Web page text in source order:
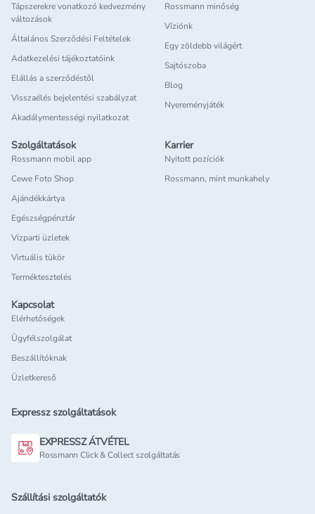
Tápszerekre vonatkozó kedvezmény
változások
Általános Szerződési Feltételek
Adatkezelési tájékoztatóink
Elállás a szerződéstől
Visszaélés bejelentési szabályzat
Akadálymentességi nyilatkozat
Rossmann minőség
Víziónk
Egy zöldebb világért
Sajtószoba
Blog
Nyereményjáték
Szolgáltatások
Rossmann mobil app
Cewe Foto Shop
Ajándékkártya
Egészségpénztár
Vízparti üzletek
Virtuális tükör
Terméktesztelés
Karrier
Nyitott pozíciók
Rossmann, mint munkahely
Kapcsolat
Elérhetőségek
Ügyfélszolgálat
Beszállítóknak
Üzletkereső
Expressz szolgáltatások
EXPRESSZ ÁTVÉTEL
Rossmann Click & Collect szolgáltatás
Szállítási szolgáltatók